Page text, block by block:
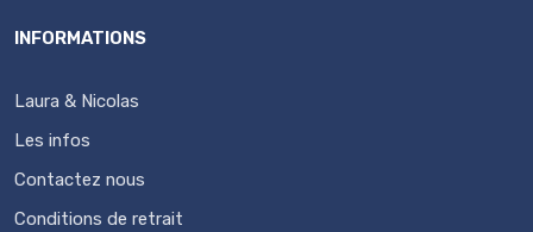
INFORMATIONS
Laura & Nicolas
Les infos
Contactez nous
Conditions de retrait